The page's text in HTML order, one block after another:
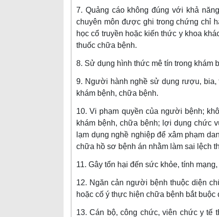
7. Quảng cáo không đúng với khả
chuyên môn được ghi trong chứng chỉ
học cổ truyền hoặc kiến thức y khoa
thuốc chữa bệnh.
8. Sử dụng hình thức mê tín trong khám
9. Người hành nghề sử dụng rượu, bia,
khám bệnh, chữa bệnh.
10. Vi phạm quyền của người bệnh;
khám bệnh, chữa bệnh; lợi dụng chức
lạm dụng nghề nghiệp để xâm phạm
chữa hồ sơ bệnh án nhằm làm sai lệch
11. Gây tổn hại đến sức khỏe, tính
12. Ngăn cản người bệnh thuộc diện
hoặc cố ý thực hiện chữa bệnh bắt
13. Cán bộ, công chức, viên chức y tế